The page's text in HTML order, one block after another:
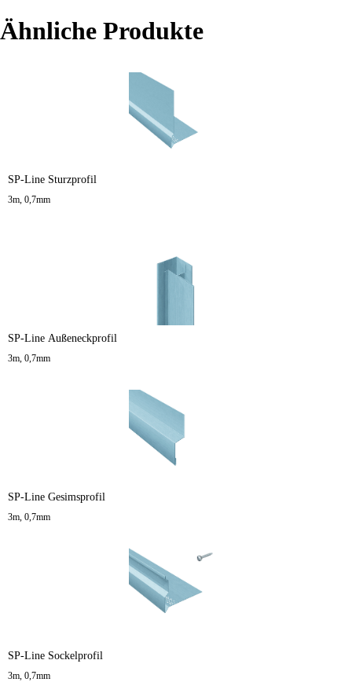
Ähnliche Produkte
SP-Line Sturzprofil
3m, 0,7mm
SP-Line Außeneckprofil
3m, 0,7mm
SP-Line Gesimsprofil
3m, 0,7mm
SP-Line Sockelprofil
3m, 0,7mm